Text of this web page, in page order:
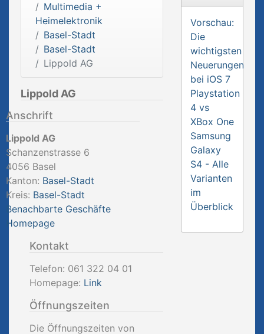
Multimedia +
Heimelektronik
Basel-Stadt
Basel-Stadt
Lippold AG
Lippold AG
Anschrift
Lippold AG
Schanzenstrasse 6
4056 Basel
Kanton: Basel-Stadt
Kreis: Basel-Stadt
Benachbarte Geschäfte
Homepage
Kontakt
Telefon: 061 322 04 01
Homepage: Link
Öffnungszeiten
Die Öffnungszeiten von
Vorschau:
Die
wichtigsten
Neuerungen
bei iOS 7
Playstation
4 vs
XBox One
Samsung
Galaxy
S4 - Alle
Varianten
im
Überblick